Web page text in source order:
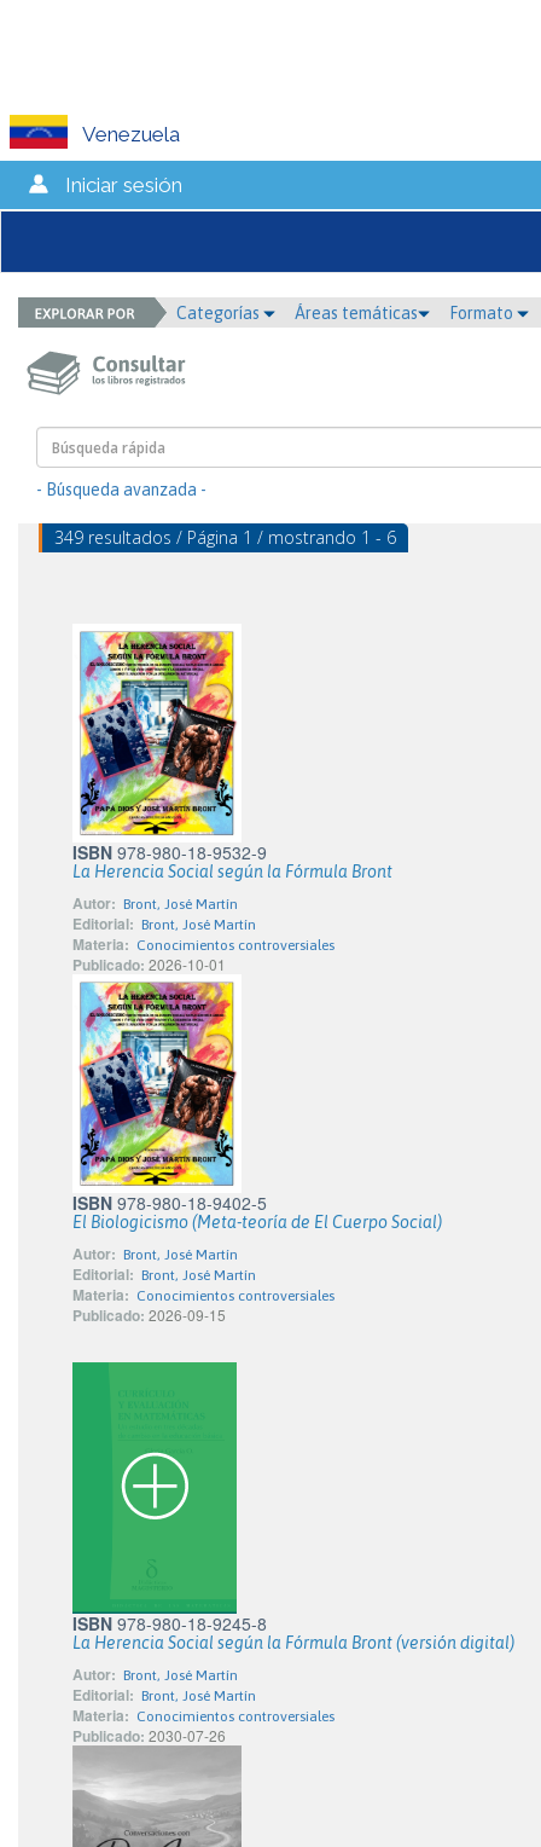
Venezuela
Iniciar sesión
Categorías Áreas temáticas Formato
- Búsqueda avanzada -
349 resultados / Página 1 / mostrando 1 - 6
ISBN 978-980-18-9532-9
La Herencia Social según la Fórmula Bront
Autor: Bront, José Martín
Editorial: Bront, José Martín
Materia: Conocimientos controversiales
Publicado: 2026-10-01
ISBN 978-980-18-9402-5
El Biologicismo (Meta-teoría de El Cuerpo Social)
Autor: Bront, José Martín
Editorial: Bront, José Martín
Materia: Conocimientos controversiales
Publicado: 2026-09-15
ISBN 978-980-18-9245-8
La Herencia Social según la Fórmula Bront (versión digital)
Autor: Bront, José Martín
Editorial: Bront, José Martín
Materia: Conocimientos controversiales
Publicado: 2030-07-26